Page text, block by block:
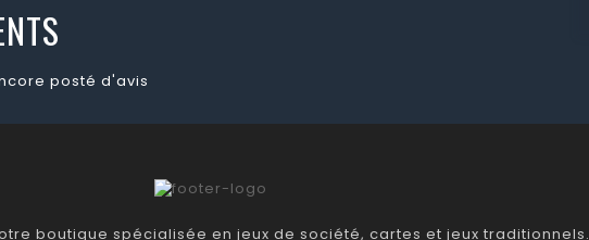
posté d'avis
boutique spécialisée en jeux de société, cartes et jeux traditionnels.